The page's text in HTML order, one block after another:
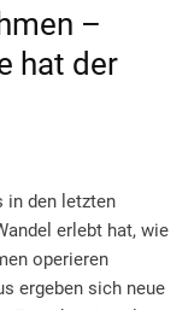
–
hat der
in den letzten
erlebt hat, wie
operieren
ergeben sich neue